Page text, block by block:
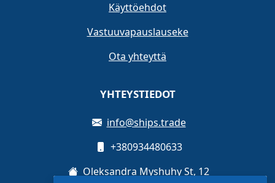
Käyttöehdot
Vastuuvapauslauseke
Ota yhteyttä
YHTEYSTIEDOT
info@ships.trade
+380934480633
Oleksandra Myshuhy St, 12